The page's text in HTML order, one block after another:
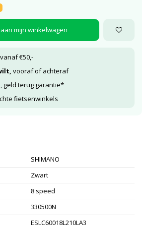
mijn winkelwagen
€50,-
vooraf of achteraf
geld terug garantie*
fietsenwinkels
SHIMANO
Zwart
8 speed
330500N
ESLC60018L210LA3